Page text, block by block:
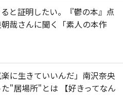
と証明したい。『鬱の本』点
哉さんに聞く「素人の本作
楽に生きていいんだ」南沢奈央
"居場所"とは 【好きってなん